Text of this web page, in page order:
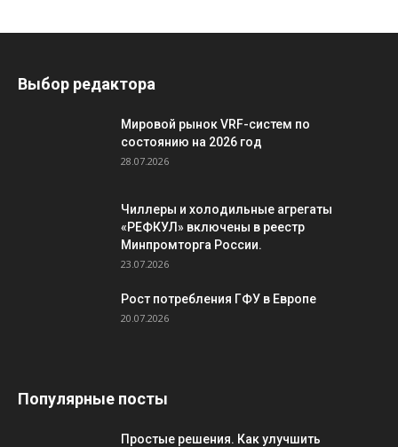
Выбор редактора
Мировой рынок VRF-систем по
состоянию на 2026 год
28.07.2026
Чиллеры и холодильные агрегаты
«РЕФКУЛ» включены в реестр
Минпромторга России.
23.07.2026
Рост потребления ГФУ в Европе
20.07.2026
Популярные посты
Простые решения. Как улучшить